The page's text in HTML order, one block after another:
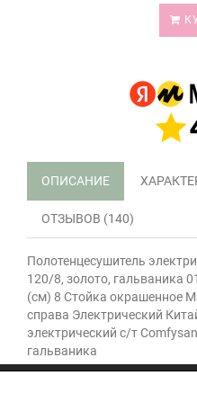
ОПИСАНИЕ
ОТЗЫВОВ (140)
Полотенцесушитель
120/8, золото, гальваника
(см) 8 Стойка окрашенное
справа Электрический
электрический с/т
гальваника